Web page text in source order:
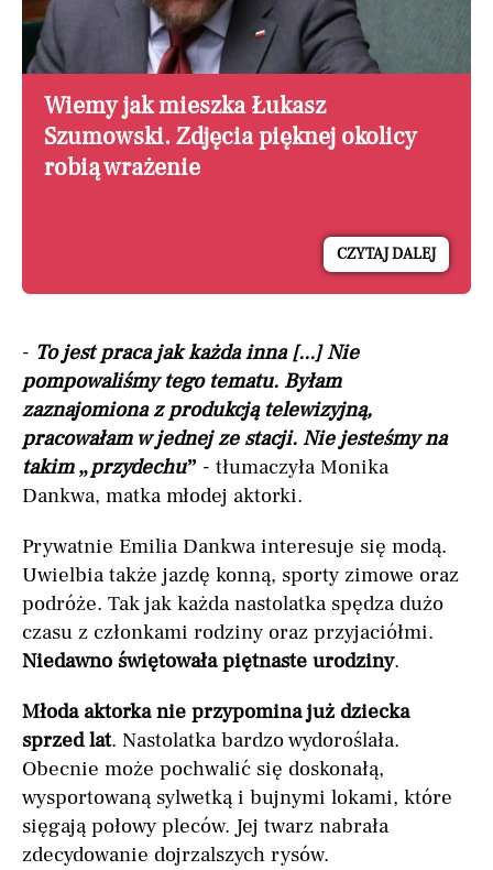
Wiemy jak mieszka Łukasz
Szumowski. Zdjęcia pięknej okolicy
robią wrażenie
CZYTAJ DALEJ
- To jest praca jak każda inna [...] Nie
pompowaliśmy tego tematu. Byłam
zaznajomiona z produkcją telewizyjną,
pracowałam w jednej ze stacji. Nie jesteśmy na
takim „przydechu” - tłumaczyła Monika
Dankwa, matka młodej aktorki.
Prywatnie Emilia Dankwa interesuje się modą.
Uwielbia także jazdę konną, sporty zimowe oraz
podróże. Tak jak każda nastolatka spędza dużo
czasu z członkami rodziny oraz przyjaciółmi.
Niedawno świętowała piętnaste urodziny.
Młoda aktorka nie przypomina już dziecka
sprzed lat. Nastolatka bardzo wydoroślała.
Obecnie może pochwalić się doskonałą,
wysportowaną sylwetką i bujnymi lokami, które
sięgają połowy pleców. Jej twarz nabrała
zdecydowanie dojrzalszych rysów.